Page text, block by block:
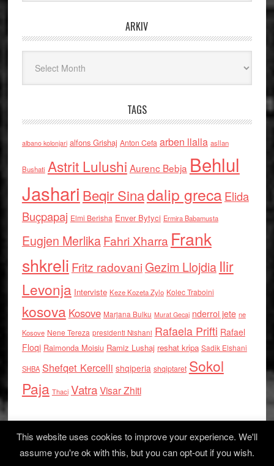
ARKIV
TAGS
albano kolonjari alfons Grishaj Anton Cefa arben llalla asllan
Bushati Astrit Lulushi Aurenc Bebja Behlul
Jashari Beqir Sinadalip grecaElida
Buçpapaj Elmi Berisha Enver Bytyci Ermira Babamusta
Eugjen MerlikaFahri Xharra Frank
shkreli Fritz radovaniGezim Llojdia Ilir
Levonja Interviste Keze Kozeta Zylo Kolec Traboini
kosova Kosove Marjana Bulku Murat Gecaj nderroi jete ne
Kosove Nene Tereza presidenti Nishani Rafaela Prifti Rafael
Floqi Raimonda Moisiu Ramiz Lushaj reshat kripa Sadik Elshani
SHBA Shefqet Kercelli shqiperia shqiptaret Sokol
Paja Thaci VatraVisar Zhiti
This website uses cookies to improve your experience. We'll
assume you're ok with this, but you can opt-out if you wish.